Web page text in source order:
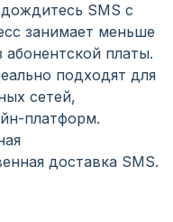
SMS с
занимает меньше
абонентской платы.
подходят для
сетей,
платформ.
доставка SMS.